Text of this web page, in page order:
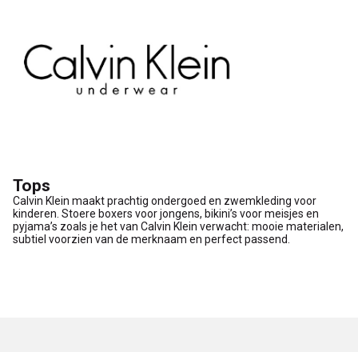
Tops
Calvin Klein maakt prachtig ondergoed en zwemkleding voor
kinderen. Stoere boxers voor jongens, bikini’s voor meisjes en
pyjama’s zoals je het van Calvin Klein verwacht: mooie materialen,
subtiel voorzien van de merknaam en perfect passend.